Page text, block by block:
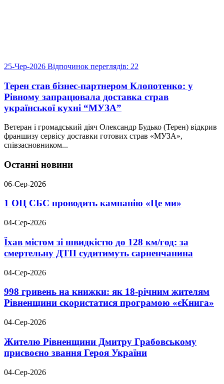
25-Чер-2026 Відпочинок переглядів: 22
Терен став бізнес-партнером Клопотенко: у
Рівному запрацювала доставка страв
української кухні “МУЗА”
Ветеран і громадський діяч Олександр Будько (Терен) відкрив
франшизу сервісу доставки готових страв «МУЗА»,
співзасновником...
Останні новини
06-Сер-2026
1 ОЦ СБС проводить кампанію «Це ми»
04-Сер-2026
Їхав містом зі швидкістю до 128 км/год: за
смертельну ДТП судитимуть сарненчанина
04-Сер-2026
998 гривень на книжки: як 18-річним жителям
Рівненщини скористатися програмою «єКнига»
04-Сер-2026
Жителю Рівненщини Дмитру Грабовському
присвоєно звання Героя України
04-Сер-2026